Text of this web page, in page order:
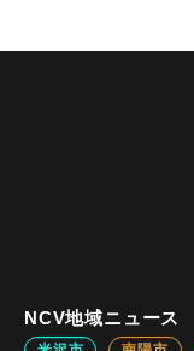
NCV地域ニュース